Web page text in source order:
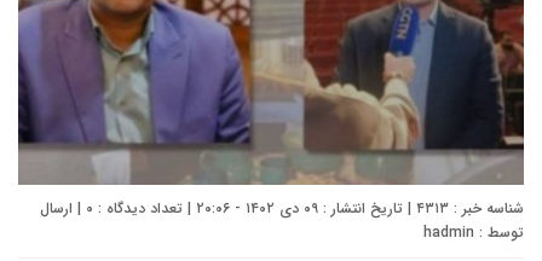
شناسه خبر : ۴۳۱۳ | تاریخ انتشار : ۰۹ دی ۱۴۰۲ - ۲۰:۰۶ | تعداد دیدگاه : ۰ | ارسال
توسط : hadmin